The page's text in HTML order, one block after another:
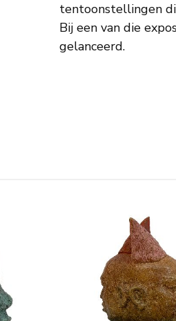
tentoonstellingen
Bij een van die
gelanceerd.